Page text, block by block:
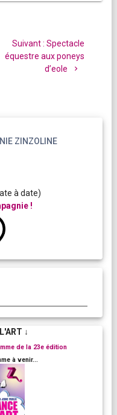
Suivant : Article
suivant
:
Spectacle
équestre aux poneys
d’eole
ZINZOLINE
à date)
!
↓
de la 23e édition
à venir...